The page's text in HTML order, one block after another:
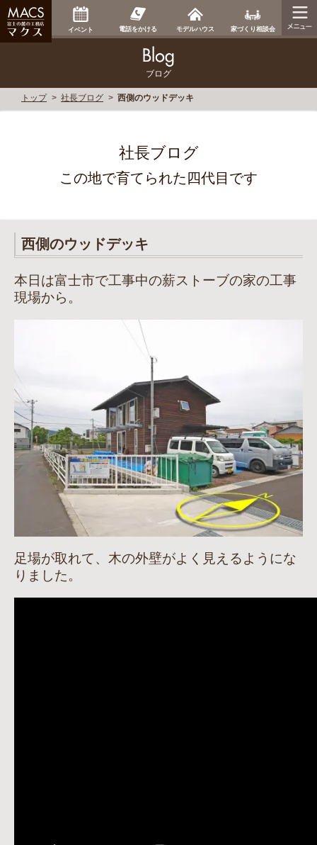
イベント 電話をかける モデルハウス 家づくり相談会
ブログ
トップ 社長ブログ 西側のウッドデッキ
社長ブログ
この地で育てられた四代目です
西側のウッドデッキ
本日は富士市で工事中の薪ストーブの家の工事
現場から。
足場が取れて、木の外壁がよく見えるようにな
りました。